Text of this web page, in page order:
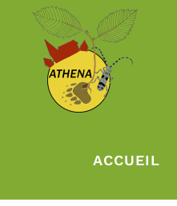
Passer
contenu
ACCUEIL